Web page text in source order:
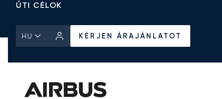
ÚTI CÉLOK
HU KÉRJEN ÁRAJÁNLATOT